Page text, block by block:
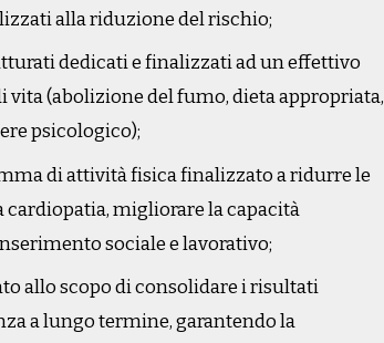
alla riduzione del rischio;
dedicati e finalizzati ad un effettivo
(abolizione del fumo, dieta appropriata,
psicologico);
di attività fisica finalizzato a ridurre le
migliorare la capacità
sociale e lavorativo;
allo scopo di consolidare i risultati
a lungo termine, garantendo la